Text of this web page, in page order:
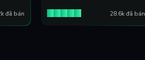
đã bán 28.6k đã bán